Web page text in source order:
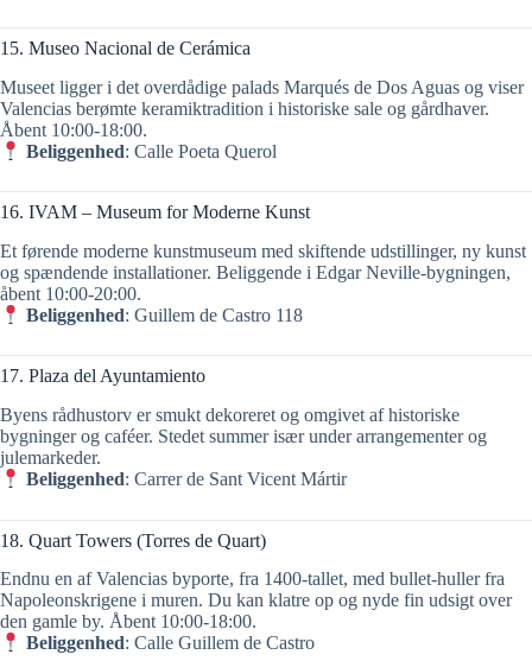
15. Museo Nacional de Cerámica
Museet ligger i det overdådige palads Marqués de Dos Aguas og viser
Valencias berømte keramiktradition i historiske sale og gårdhaver.
Åbent 10:00‑18:00.
Beliggenhed: Calle Poeta Querol
16. IVAM – Museum for Moderne Kunst
Et førende moderne kunstmuseum med skiftende udstillinger, ny kunst
og spændende installationer. Beliggende i Edgar Neville‑bygningen,
åbent 10:00‑20:00.
Beliggenhed: Guillem de Castro 118
17. Plaza del Ayuntamiento
Byens rådhustorv er smukt dekoreret og omgivet af historiske
bygninger og caféer. Stedet summer især under arrangementer og
julemarkeder.
Beliggenhed: Carrer de Sant Vicent Mártir
18. Quart Towers (Torres de Quart)
Endnu en af Valencias byporte, fra 1400‑tallet, med bullet-huller fra
Napoleonskrigene i muren. Du kan klatre op og nyde fin udsigt over
den gamle by. Åbent 10:00‑18:00.
Beliggenhed: Calle Guillem de Castro